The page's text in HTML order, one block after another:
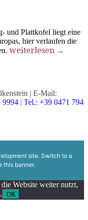
und Plattkofel liegt eine
hier verlaufen die
weiterlesen →
| E-Mail:
9994 | Tel.: +39 0471 794
site. Switch to a
this banner.
Website weiter nutzt,
OK